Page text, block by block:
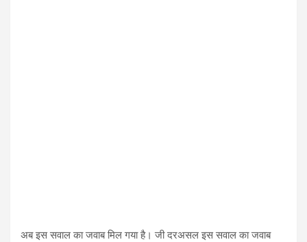
अब इस सवाल का जवाब मिल गया है। जी दरअसल इस सवाल का जवाब